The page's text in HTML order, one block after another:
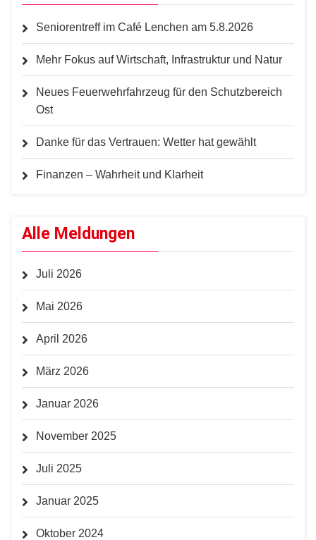
Seniorentreff im Café Lenchen am 5.8.2026
Mehr Fokus auf Wirtschaft, Infrastruktur und Natur
Neues Feuerwehrfahrzeug für den Schutzbereich
Ost
Danke für das Vertrauen: Wetter hat gewählt
Finanzen – Wahrheit und Klarheit
Alle Meldungen
Juli 2026
Mai 2026
April 2026
März 2026
Januar 2026
November 2025
Juli 2025
Januar 2025
Oktober 2024